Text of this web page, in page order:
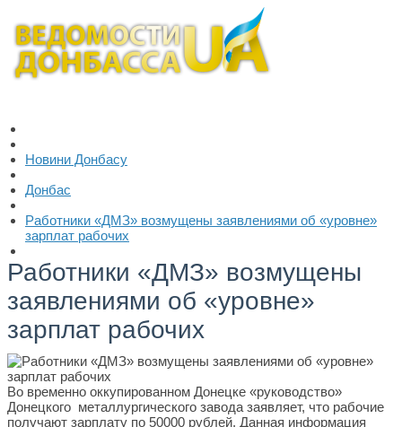
Новини Донбасу
Донбас
Работники «ДМЗ» возмущены заявлениями об «уровне»
зарплат рабочих
Работники «ДМЗ» возмущены
заявлениями об «уровне»
зарплат рабочих
Во временно оккупированном Донецке «руководство»
Донецкого металлургического завода заявляет, что рабочие
получают зарплату по 50000 рублей. Данная информация